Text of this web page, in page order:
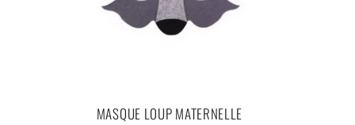
MASQUE LOUP MATERNELLE